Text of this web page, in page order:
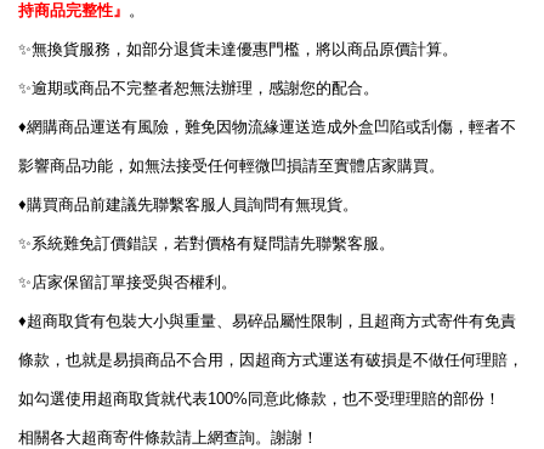
持商品完整性』 。
✨無換貨服務，如部分退貨未達優惠門檻，將以商品原價計算。
✨逾期或商品不完整者恕無法辦理，感謝您的配合。
♦️網購商品運送有風險，難免因物流緣運送造成外盒凹陷或刮傷，輕者不
影響商品功能，如無法接受任何輕微凹損請至實體店家購買。
♦️購買商品前建議先聯繫客服人員詢問有無現貨。
✨系統難免訂價錯誤，若對價格有疑問請先聯繫客服。
✨店家保留訂單接受與否權利。
♦️超商取貨有包裝大小與重量、易碎品屬性限制，且超商方式寄件有免責
條款，也就是易損商品不合用，因超商方式運送有破損是不做任何理賠，
如勾選使用超商取貨就代表100% 同意此條款，也不受理理賠的部份！
相關各大超商寄件條款請上網查詢。謝謝！